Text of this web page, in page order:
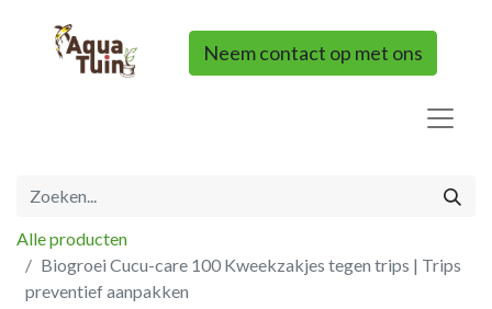
Neem contact op met ons
Alle producten
Biogroei Cucu-care 100 Kweekzakjes tegen trips | Trips
preventief aanpakken